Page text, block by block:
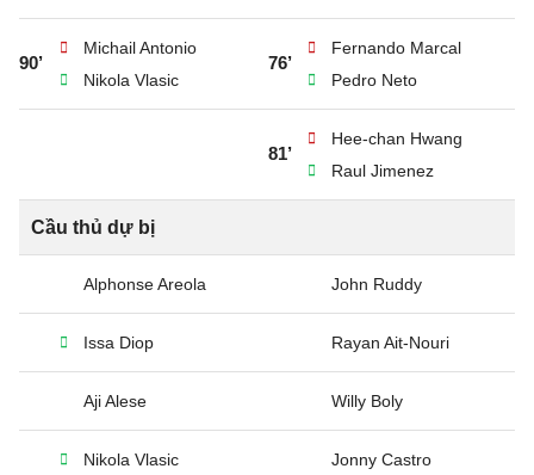
90’
Michail Antonio
Nikola Vlasic
76’
Fernando Marcal
Pedro Neto
81’
Hee-chan Hwang
Raul Jimenez
Cầu thủ dự bị
Alphonse Areola John Ruddy
Issa Diop Rayan Ait-Nouri
Aji Alese Willy Boly
Nikola Vlasic Jonny Castro